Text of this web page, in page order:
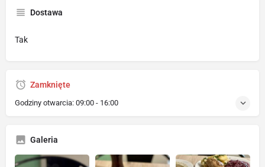
Dostawa
Tak
Zamknięte
Godziny otwarcia: 09:00 - 16:00
Galeria